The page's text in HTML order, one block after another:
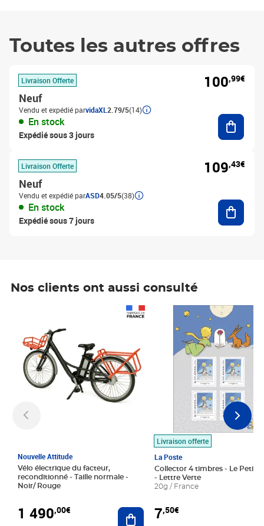
Toutes les autres offres
Livraison Offerte
Neuf
Vendu et expédié parvidaXL 2.79/5(14)
En stock
Expédié sous 3 jours
100,99€
Livraison Offerte
Neuf
Vendu et expédié parASD4.05/5(38)
En stock
Expédié sous 7 jours
109,43€
Nos clients ont aussi consulté
Nouvelle Attitude
Vélo électrique du facteur,
reconditionné - Taille normale -
Noir/ Rouge
1 490,00€ Ajouter au panier
Livraison offerte
La Poste
Collector 4 timbres - Le Petit
- Lettre Verte
20g / France
7,50€
Prix 7,50€